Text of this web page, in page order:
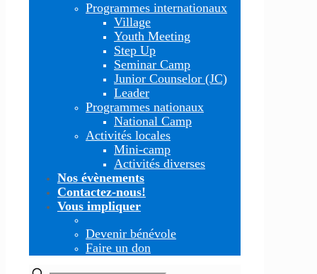
Programmes internationaux
Village
Youth Meeting
Step Up
Seminar Camp
Junior Counselor (JC)
Leader
Programmes nationaux
National Camp
Activités locales
Mini-camp
Activités diverses
Nos évènements
Contactez-nous!
Vous impliquer
Devenir bénévole
Faire un don